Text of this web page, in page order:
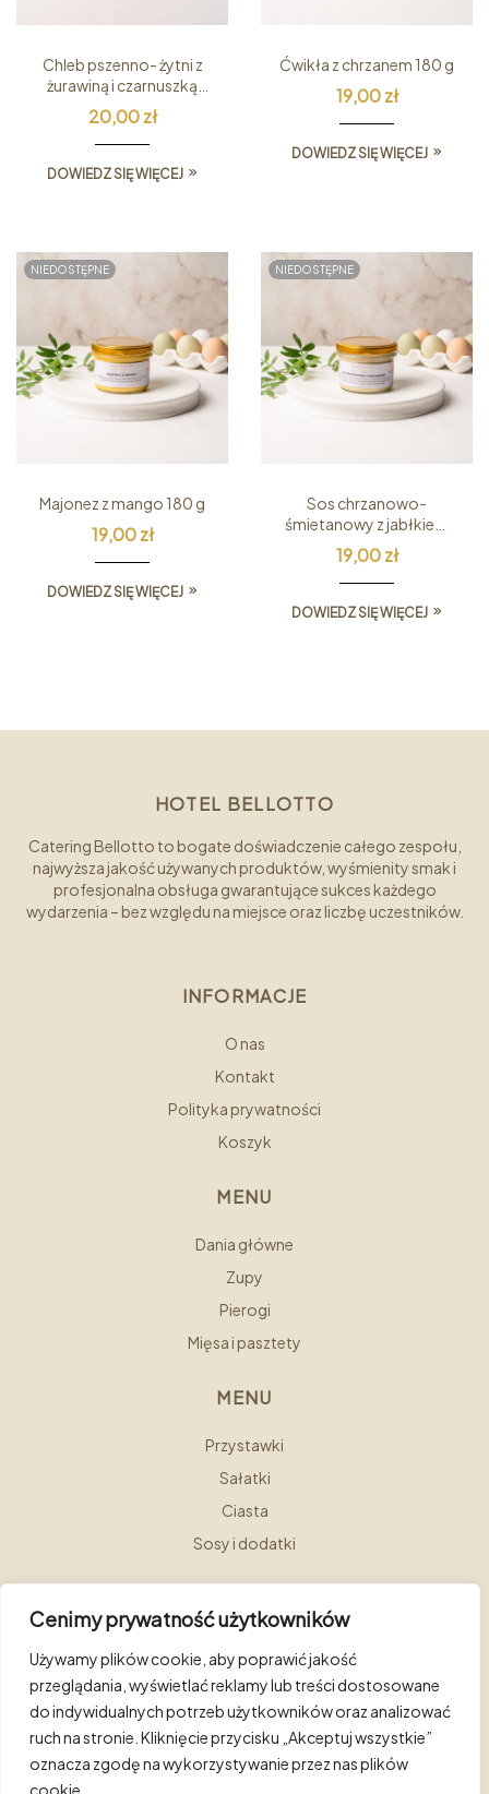
Cenimy prywatność użytkowników
Używamy plików cookie, aby poprawić jakość
przeglądania, wyświetlać reklamy lub treści dostosowane
do indywidualnych potrzeb użytkowników oraz analizować
ruch na stronie. Kliknięcie przycisku „Akceptuj wszystkie”
oznacza zgodę na wykorzystywanie przez nas plików
cookie.
Chleb pszenno- żytni z
żurawiną i czarnuszką
850 g
20,00zł
DOWIEDZ SIĘ WIĘCEJ
Ćwikła z chrzanem 180 g
19,00zł
DOWIEDZ SIĘ WIĘCEJ
NIEDOSTĘPNE
Majonez z mango 180 g
19,00zł
DOWIEDZ SIĘ WIĘCEJ
NIEDOSTĘPNE
Sos chrzanowo-
śmietanowy z jabłkiem
180 g
19,00zł
DOWIEDZ SIĘ WIĘCEJ
HOTEL BELLOTTO
Catering Bellotto to bogate doświadczenie całego zespołu,
najwyższa jakość używanych produktów, wyśmienity smak i
profesjonalna obsługa gwarantujące sukces każdego
wydarzenia – bez względu na miejsce oraz liczbę uczestników.
INFORMACJE
O nas
Kontakt
Polityka prywatności
Koszyk
MENU
Dania główne
Zupy
Pierogi
Mięsa i pasztety
MENU
Przystawki
Sałatki
Ciasta
Sosy i dodatki
Copyright © 2025 Hotel Bellotto. Wszystkie prawa
zastrzeżone. Realizacja
Fusion Marketing
Polityka prywatności Regulamin